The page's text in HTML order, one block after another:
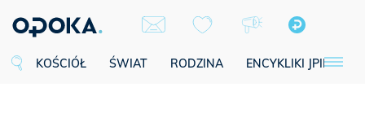
KOŚCIÓŁ ŚWIAT RODZINA ENCYKLIKI JPII